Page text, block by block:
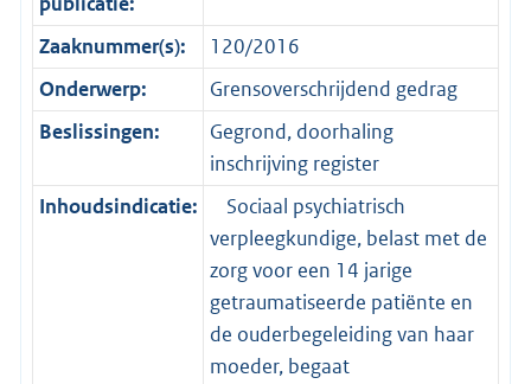
Zaaknummer(s):
120/2016
Onderwerp:
Grensoverschrijdend gedrag
Beslissingen:
Gegrond, doorhaling
inschrijving register
Inhoudsindicatie:
Sociaal psychiatrisch
verpleegkundige, belast met de
zorg voor een 14 jarige
getraumatiseerde patiënte en
de ouderbegeleiding van haar
moeder, begaat